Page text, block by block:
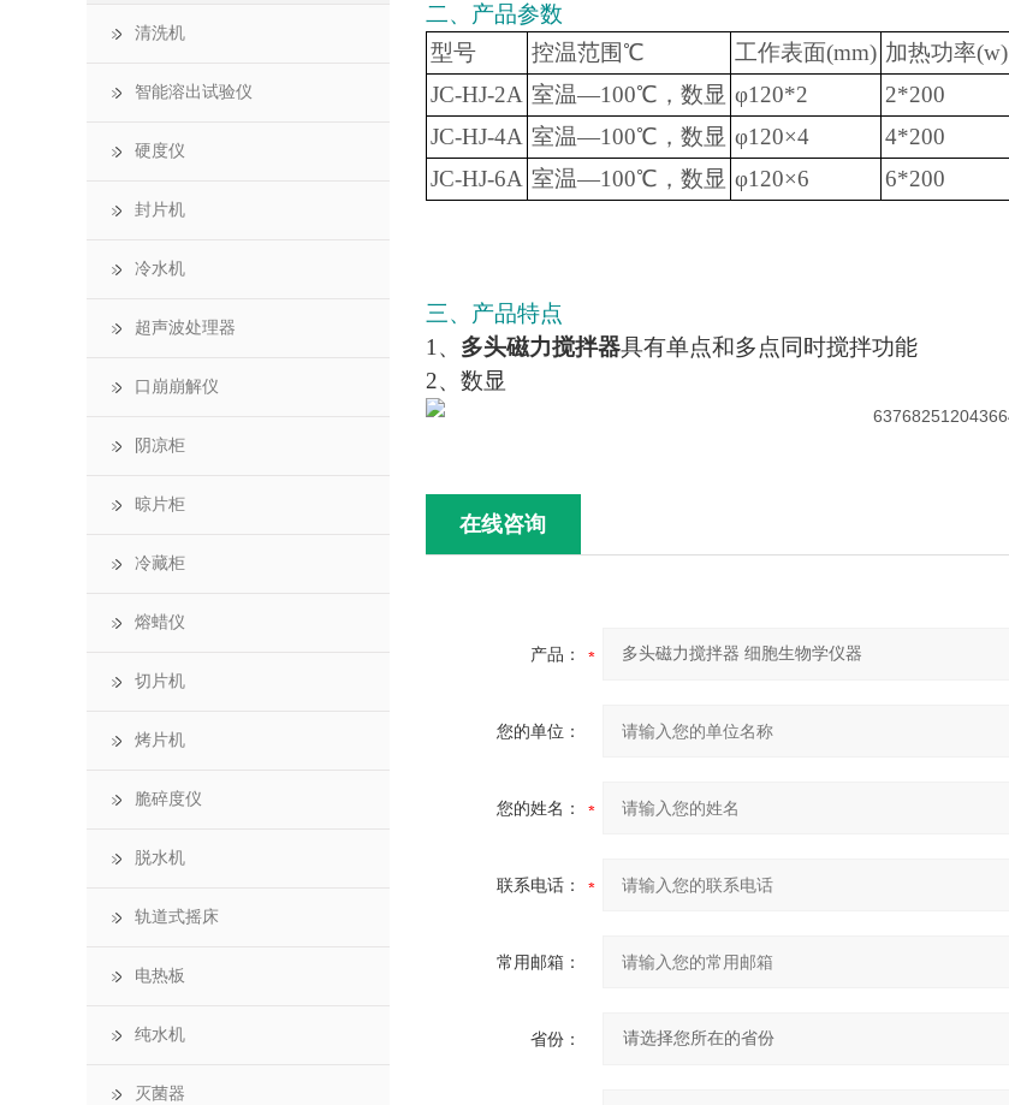
二、产品参数
型号
控温范围℃ 工作表面(mm) 加热功率(w)
JC-HJ-2A 室温—100℃，数显 φ120*2 2*200
JC-HJ-4A 室温—100℃，数显 φ120×4 4*200
JC-HJ-6A 室温—100℃，数显 φ120×6 6*200
三、产品特点
1、 多头磁力搅拌器具有单点和多点同时搅拌功能
2、数显
在线咨询
产品：
您的单位：
您的姓名：
联系电话：
常用邮箱：
省份：
清洗机
智能溶出试验仪
硬度仪
封片机
冷水机
超声波处理器
口崩崩解仪
阴凉柜
晾片柜
冷藏柜
熔蜡仪
切片机
烤片机
脆碎度仪
脱水机
轨道式摇床
电热板
纯水机
灭菌器